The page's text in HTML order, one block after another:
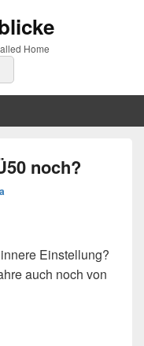
Home
noch?
Einstellung?
auch noch von